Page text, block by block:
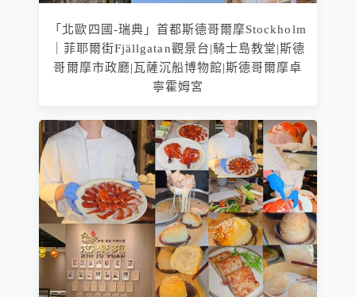
「北歐四國-瑞典」首都斯德哥爾摩Stockholm
｜菲耶爾街Fjällgatan觀景台|騎士島教堂|斯德
哥爾摩市政廳|瓦薩沉船博物館|斯德哥爾摩卓
寧霍姆宮